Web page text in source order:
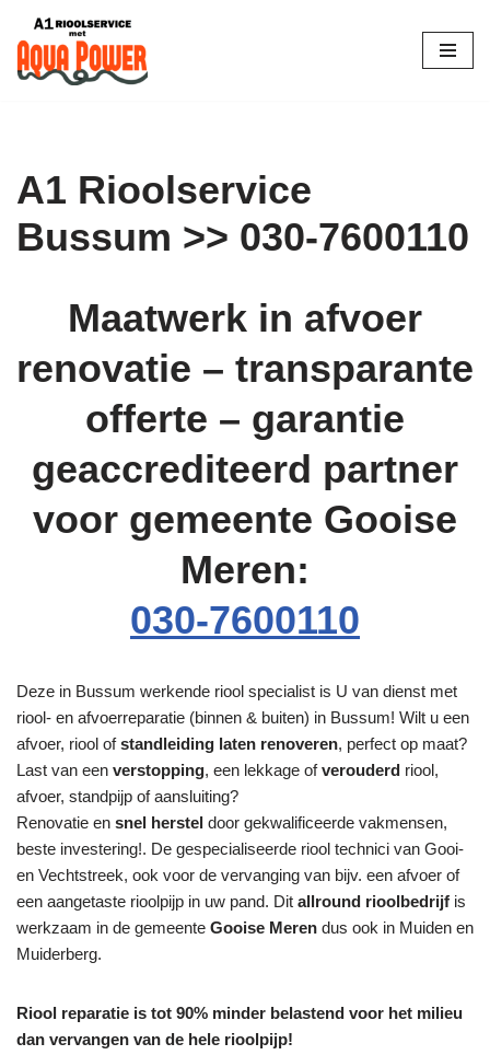
Skip
to
A1 Rioolservice
Bussum >> 030-7600110
Maatwerk in afvoer
renovatie – transparante
offerte – garantie
geaccrediteerd partner
voor gemeente Gooise
Meren:
030-7600110
Deze in Bussum werkende riool specialist is U van dienst met
riool- en afvoerreparatie (binnen & buiten) in Bussum! Wilt u een
afvoer, riool ofstandleiding laten renoveren, perfect op maat?
Last van een verstopping, een lekkage ofverouderd riool,
afvoer, standpijp of aansluiting?
Renovatie en snel herstel door gekwalificeerde vakmensen,
beste investering!. De gespecialiseerde riool technici van Gooi-
en Vechtstreek, ook voor de vervanging van bijv. een afvoer of
een aangetaste rioolpijp in uw pand. Dit allround rioolbedrijf is
werkzaam in de gemeente Gooise Meren dus ook in Muiden en
Muiderberg.
Riool reparatie is tot 90% minder belastend voor het milieu
dan vervangen van de hele rioolpijp!